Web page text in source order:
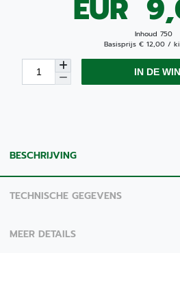
EUR
Inhoud 750
Basisprijs € 12,00 /
IN DE
BESCHRIJVING
TECHNISCHE GEGEVENS
MEER DETAILS